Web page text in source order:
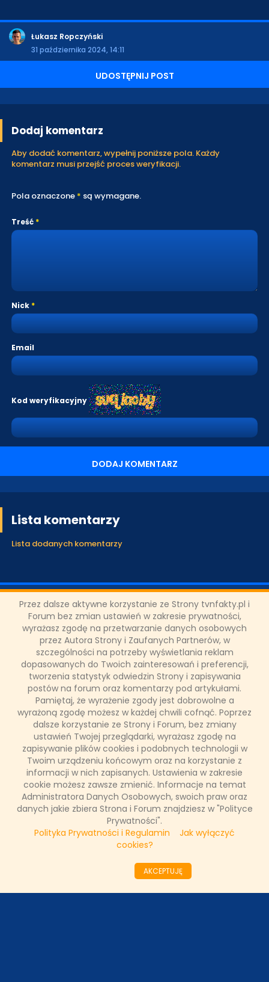
Przez dalsze aktywne korzystanie ze Strony tvnfakty.pl i
Forum bez zmian ustawień w zakresie prywatności,
wyrażasz zgodę na przetwarzanie danych osobowych
przez Autora Strony i Zaufanych Partnerów, w
szczególności na potrzeby wyświetlania reklam
dopasowanych do Twoich zainteresowań i preferencji,
tworzenia statystyk odwiedzin Strony i zapisywania
postów na forum oraz komentarzy pod artykułami.
Pamiętaj, że wyrażenie zgody jest dobrowolne a
wyrażoną zgodę możesz w każdej chwili cofnąć. Poprzez
dalsze korzystanie ze Strony i Forum, bez zmiany
ustawień Twojej przeglądarki, wyrażasz zgodę na
zapisywanie plików cookies i podobnych technologii w
Twoim urządzeniu końcowym oraz na korzystanie z
informacji w nich zapisanych. Ustawienia w zakresie
cookie możesz zawsze zmienić. Informacje na temat
Administratora Danych Osobowych, swoich praw oraz
danych jakie zbiera Strona i Forum znajdziesz w "Polityce
Prywatności".
Polityka Prywatności i Regulamin
Jak wyłączyć
cookies?
AKCEPTUJĘ
ODZIAŁY LOKALNE
PARTNERZY
SONDA
Łukasz Ropczyński
31 października 2024, 14:11
UDOSTĘPNIJ POST
Dodaj komentarz
Aby dodać komentarz, wypełnij poniższe pola. Każdy
komentarz musi przejść proces weryfikacji.
Pola oznaczone * są wymagane.
Treść
Nick
Email
Kod weryfikacyjny
DODAJ KOMENTARZ
Lista komentarzy
Lista dodanych komentarzy
NASZE WYWIADY
FAKTY TVN
WAŻNE RELACJE
www.tvnfakty.pl| Wszystkie prawa
zastrzeżone.